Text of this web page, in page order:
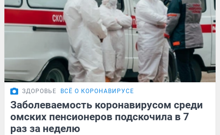
ЗДОРОВЬЕ ВСЁ О КОРОНАВИРУСЕ
Заболеваемость коронавирусом среди
омских пенсионеров подскочила в 7
раз за неделю